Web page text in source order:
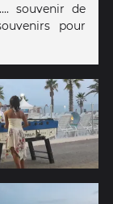
souvenir de
pour